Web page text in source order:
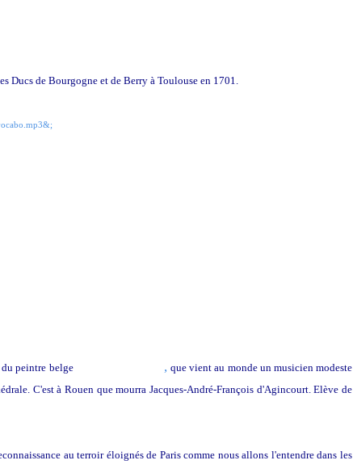
Ducs de Bourgogne et de Berry à Toulouse en 1701.
peintre belge , que vient au monde un musicien modeste
C'est à Rouen que mourra Jacques-André-François d'Agincourt. Elève de
au terroir éloignés de Paris comme nous allons l'entendre dans les